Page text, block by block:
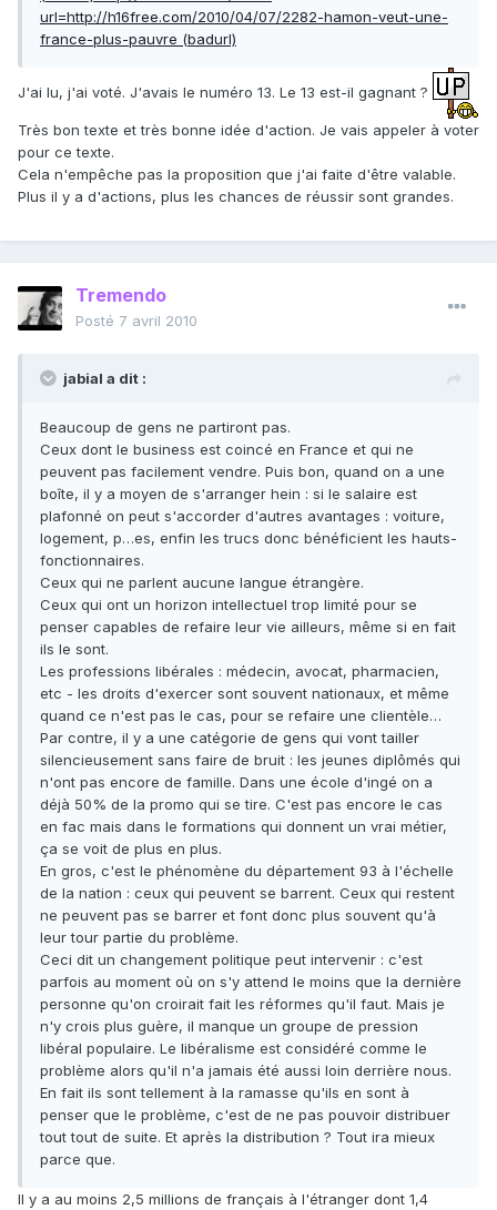
url=http://h16free.com/2010/04/07/2282-hamon-veut-une-
france-plus-pauvre (badurl)
J'ai lu, j'ai voté. J'avais le numéro 13. Le 13 est-il gagnant ?
Très bon texte et très bonne idée d'action. Je vais appeler à voter
pour ce texte.
Cela n'empêche pas la proposition que j'ai faite d'être valable.
Plus il y a d'actions, plus les chances de réussir sont grandes.
Tremendo
Posté 7 avril 2010
jabial a dit :
Beaucoup de gens ne partiront pas.
Ceux dont le business est coincé en France et qui ne
peuvent pas facilement vendre. Puis bon, quand on a une
boîte, il y a moyen de s'arranger hein : si le salaire est
plafonné on peut s'accorder d'autres avantages : voiture,
logement, p…es, enfin les trucs donc bénéficient les hauts-
fonctionnaires.
Ceux qui ne parlent aucune langue étrangère.
Ceux qui ont un horizon intellectuel trop limité pour se
penser capables de refaire leur vie ailleurs, même si en fait
ils le sont.
Les professions libérales : médecin, avocat, pharmacien,
etc - les droits d'exercer sont souvent nationaux, et même
quand ce n'est pas le cas, pour se refaire une clientèle…
Par contre, il y a une catégorie de gens qui vont tailler
silencieusement sans faire de bruit : les jeunes diplômés qui
n'ont pas encore de famille. Dans une école d'ingé on a
déjà 50% de la promo qui se tire. C'est pas encore le cas
en fac mais dans le formations qui donnent un vrai métier,
ça se voit de plus en plus.
En gros, c'est le phénomène du département 93 à l'échelle
de la nation : ceux qui peuvent se barrent. Ceux qui restent
ne peuvent pas se barrer et font donc plus souvent qu'à
leur tour partie du problème.
Ceci dit un changement politique peut intervenir : c'est
parfois au moment où on s'y attend le moins que la dernière
personne qu'on croirait fait les réformes qu'il faut. Mais je
n'y crois plus guère, il manque un groupe de pression
libéral populaire. Le libéralisme est considéré comme le
problème alors qu'il n'a jamais été aussi loin derrière nous.
En fait ils sont tellement à la ramasse qu'ils en sont à
penser que le problème, c'est de ne pas pouvoir distribuer
tout tout de suite. Et après la distribution ? Tout ira mieux
parce que.
Il y a au moins 2,5 millions de français à l'étranger dont 1,4